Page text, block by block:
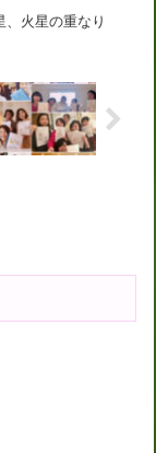
、火星の重なり